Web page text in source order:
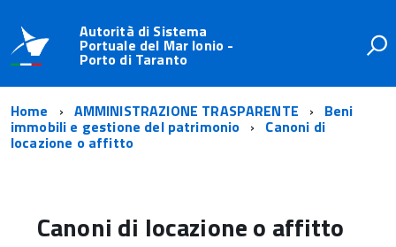
Autorità di Sistema
Portuale del Mar Ionio -
Porto di Taranto
Home AMMINISTRAZIONE TRASPARENTE Beni
immobili e gestione del patrimonio Canoni di
locazione o affitto
Canoni di locazione o affitto